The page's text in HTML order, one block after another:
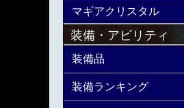
マギアクリスタル
装備・アビリティ
装備品
装備ランキング